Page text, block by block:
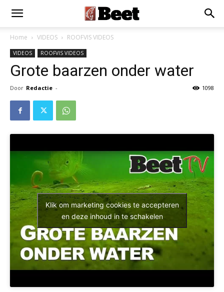
Home VIDEOS ROOFVIS VIDEOS
VIDEOS ROOFVIS VIDEOS
Grote baarzen onder water
Door Redactie - 1098
Klik om marketing cookies te accepteren
en deze inhoud in te schakelen